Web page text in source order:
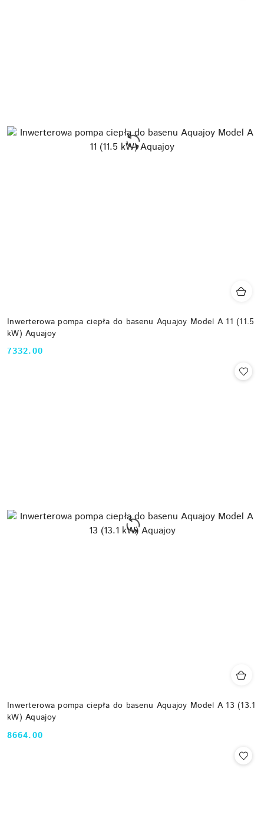
Inwerterowa pompa ciepła do basenu Aquajoy Model A 11 (11.5
kW) Aquajoy
Cena:
7332.00
Inwerterowa pompa ciepła do basenu Aquajoy Model A 13 (13.1
kW) Aquajoy
Cena:
8664.00